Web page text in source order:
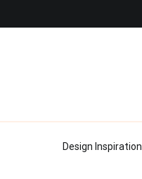
Design Inspiration